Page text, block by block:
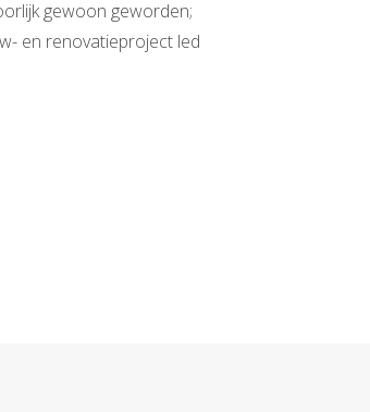
gewoon geworden;
en renovatieproject led